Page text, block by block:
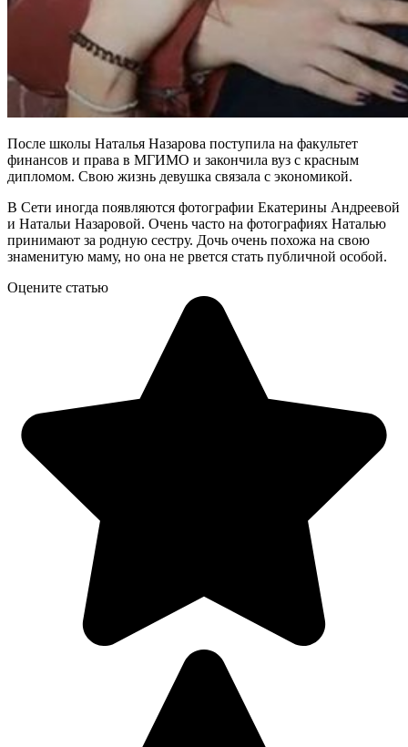
После школы Наталья Назарова поступила на факультет
финансов и права в МГИМО и закончила вуз с красным
дипломом. Свою жизнь девушка связала с экономикой.
В Сети иногда появляются фотографии Екатерины Андреевой
и Натальи Назаровой. Очень часто на фотографиях Наталью
принимают за родную сестру. Дочь очень похожа на свою
знаменитую маму, но она не рвется стать публичной особой.
Оцените статью